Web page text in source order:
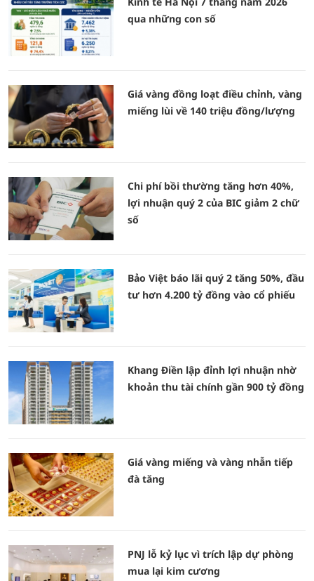
qua những con số
Giá vàng đồng loạt điều chỉnh, vàng
miếng lùi về 140 triệu đồng/lượng
Chi phí bồi thường tăng hơn 40%,
lợi nhuận quý 2 của BIC giảm 2 chữ
số
Bảo Việt báo lãi quý 2 tăng 50%, đầu
tư hơn 4.200 tỷ đồng vào cổ phiếu
Khang Điền lập đỉnh lợi nhuận nhờ
khoản thu tài chính gần 900 tỷ đồng
Giá vàng miếng và vàng nhẫn tiếp
đà tăng
PNJ lỗ kỷ lục vì trích lập dự phòng
mua lại kim cương